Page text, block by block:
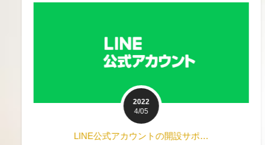
2022
4/05
LINE公式アカウントの開設サポ…